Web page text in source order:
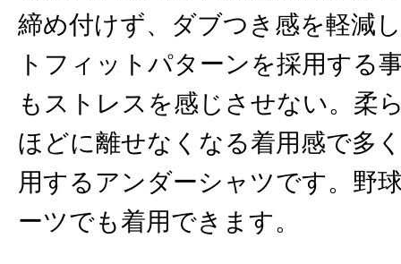
締め付けず、ダブつき感を軽減
トフィットパターンを採用する
もストレスを感じさせない。柔
ほどに離せなくなる着用感で多
用するアンダーシャツです。野
ーツでも着用できます。